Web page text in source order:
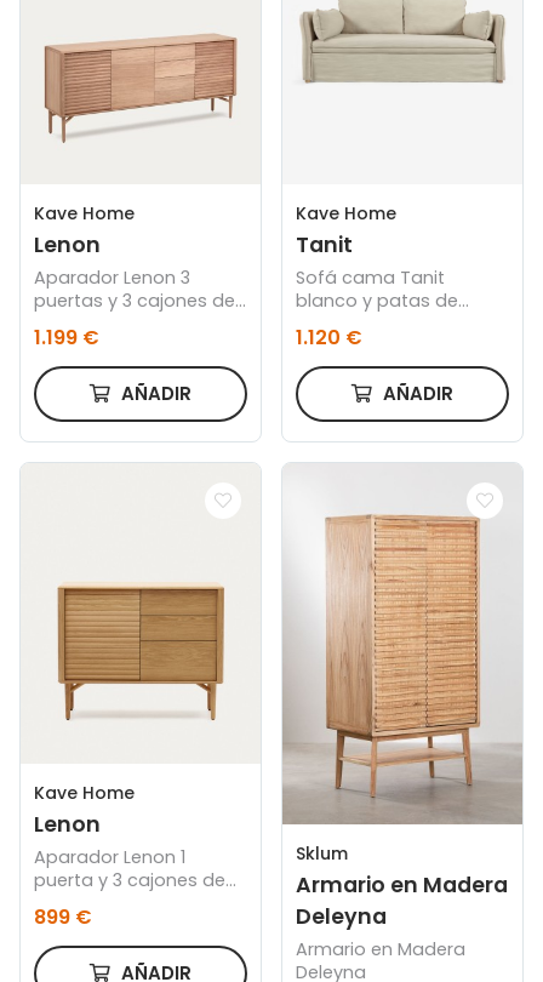
Kave Home
Lenon
Aparador Lenon 3
puertas y 3 cajones de
roble 200 x 86 cm FSC
MIX Credit
1.199 €
AÑADIR
Kave Home
Tanit
Sofá cama Tanit
blanco y patas de
haya con acabado
natural 210 cm
1.120 €
AÑADIR
Kave Home
Lenon
Aparador Lenon 1
puerta y 3 cajones de
roble 105 x 84 cm FSC
MIX Credit
899 €
AÑADIR
Sklum
Armario en Madera
Deleyna
Armario en Madera
Deleyna